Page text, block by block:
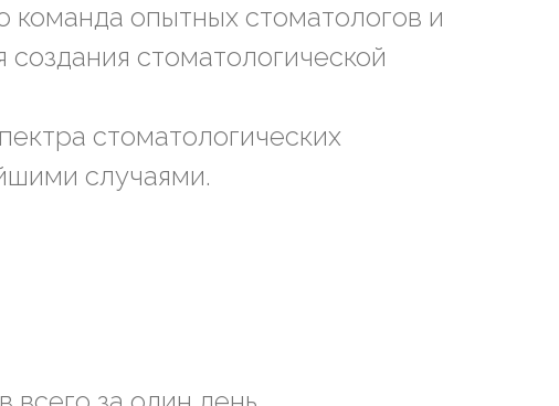
команда опытных стоматологов и
стоматологической
стоматологических
случаями.